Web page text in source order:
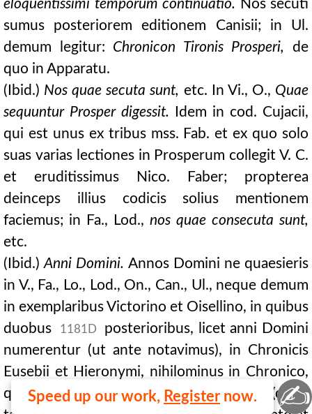
eloquentissimi temporum continuatio. Nos secuti
sumus posteriorem editionem Canisii; in Ul.
demum legitur: Chronicon Tironis Prosperi,
de
quo in Apparatu.
(Ibid.) Nos quae secuta sunt, etc. In Vi., O., Quae
sequuntur Prosper digessit. Idem in cod. Cujacii,
qui est unus ex tribus mss. Fab. et ex quo solo
suas varias lectiones in Prosperum collegit V. C.
et eruditissimus Nico. Faber; propterea
deinceps illius codicis solius mentionem
faciemus; in Fa., Lod., nos quae consecuta sunt,
etc.
(Ibid.)Anni Domini. Annos Domini ne quaesieris
in V., Fa., Lo., Lod., On., Can., Ul., neque demum
in exemplaribus Victorino et Oisellino, in quibus
duobus
1181D
posterioribus, licet anni Domini
numerentur (ut ante notavimus), in Chronicis
Eusebii et Hieronymi, nihilominus in Chronico,
quod subsequitur, nomine Prosperi (quod
Speed up our work, Register now. ✍